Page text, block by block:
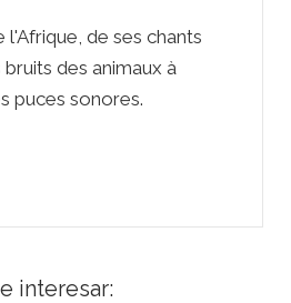
de ses chants
des animaux à
puces sonores.
interesar: